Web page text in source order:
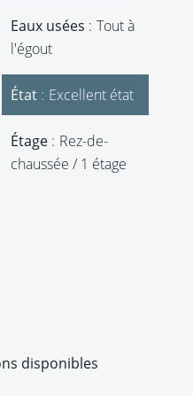
Eaux usées
Tout à
l'égout
État Excellent état
Étage
Rez-de-
chaussée / 1 étage
disponibles